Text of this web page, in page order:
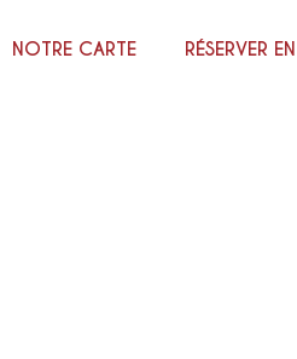
NOTRE CARTE RÉSERVER